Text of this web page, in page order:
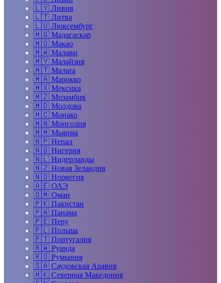
🇱🇾 Ливия
🇱🇹 Литва
🇱🇺 Люксембург
🇲🇬 Мадагаскар
🇲🇴 Макао
🇲🇼 Малави
🇲🇾 Малайзия
🇲🇹 Мальта
🇲🇦 Марокко
🇲🇽 Мексика
🇲🇿 Мозамбик
🇲🇩 Молдова
🇲🇨 Монако
🇲🇳 Монголия
🇲🇲 Мьянма
🇳🇵 Непал
🇳🇬 Нигерия
🇳🇱 Нидерланды
🇳🇿 Новая Зеландия
🇳🇴 Норвегия
🇦🇪 ОАЭ
🇴🇲 Оман
🇵🇰 Пакистан
🇵🇦 Панама
🇵🇪 Перу
🇵🇱 Польша
🇵🇹 Португалия
🇷🇼 Руанда
🇷🇴 Румыния
🇸🇦 Саудовская Аравия
🇲🇰 Северная Македония